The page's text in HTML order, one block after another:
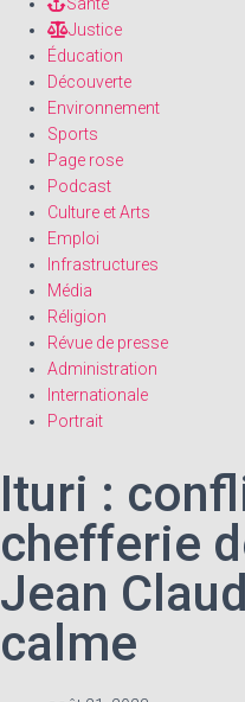
Santé
Justice
Éducation
Découverte
Environnement
Sports
Page rose
Podcast
Culture et Arts
Emploi
Infrastructures
Média
Réligion
Révue de presse
Administration
Internationale
Portrait
Ituri :
chefferie
Jean
calme